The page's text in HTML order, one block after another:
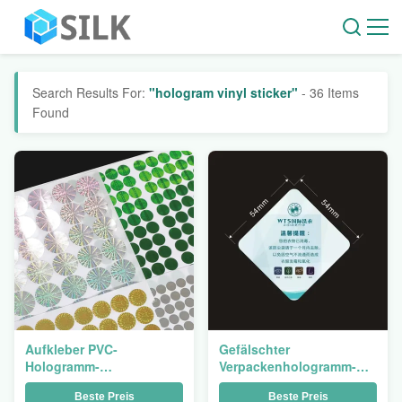
Search Results For: "hologram vinyl sticker" - 36 Items
Found
Aufkleber PVC-
Hologramm-
Vinylaufkleber-
Beste Preis
Gefälschter
Verpackenhologramm-
Antiaufkleber, der Vinyl
Beste Preis